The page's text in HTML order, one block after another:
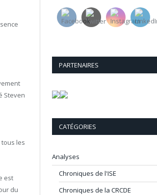
Steven
les
est
du
PARTENAIRES
CATÉGORIES
Analyses
Chroniques de l'ISE
Chroniques de la CRCDE